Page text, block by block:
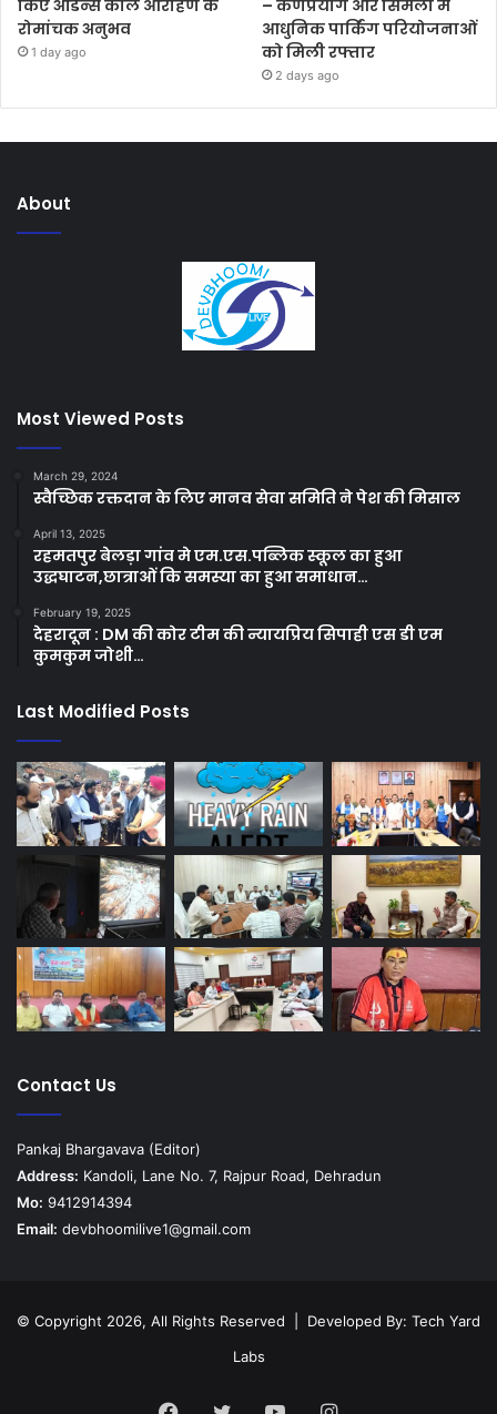
किए ऑडेन्स कोल आरोहण के
रोमांचक अनुभव
1 day ago
– कर्णप्रयाग और सिमली में
आधुनिक पार्किंग परियोजनाओं
को मिली रफ्तार
2 days ago
About
Most Viewed Posts
March 29, 2024
स्वैच्छिक रक्तदान के लिए मानव सेवा समिति ने पेश की मिसाल
April 13, 2025
रहमतपुर बेलड़ा गांव मे एम.एस.पब्लिक स्कूल का हुआ
उद्धघाटन,छात्राओं कि समस्या का हुआ समाधान…
February 19, 2025
देहरादून : DM की कोर टीम की न्यायप्रिय सिपाही एस डी एम
कुमकुम जोशी…
Last Modified Posts
Contact Us
Pankaj Bhargavava (Editor)
Address: Kandoli, Lane No. 7, Rajpur Road, Dehradun
Mo: 9412914394
Email: devbhoomilive1@gmail.com
© Copyright 2026, All Rights Reserved | Developed By: Tech Yard
Labs